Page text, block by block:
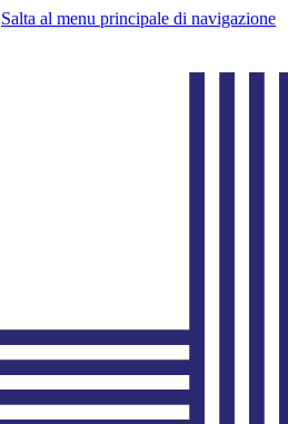
Salta al menu principale di navigazione